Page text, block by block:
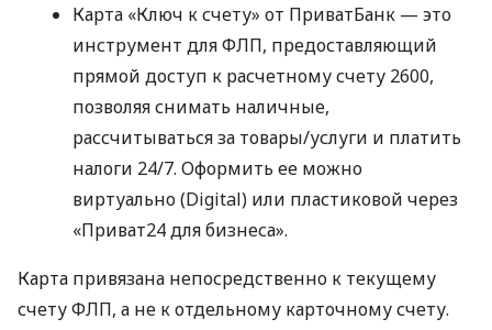
Карта «Ключ к счету» от ПриватБанк — это
инструмент для ФЛП, предоставляющий
прямой доступ к расчетному счету 2600,
позволяя снимать наличные,
рассчитываться за товары/услуги и платить
налоги 24/7. Оформить ее можно
виртуально (Digital) или пластиковой через
«Приват24 для бизнеса».
Карта привязана непосредственно к текущему
счету ФЛП, а не к отдельному карточному счету.